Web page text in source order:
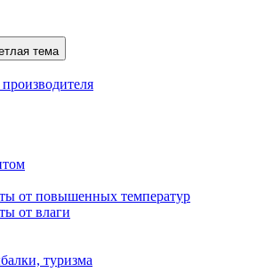
тема
от повышенных температур
от влаги
туризма